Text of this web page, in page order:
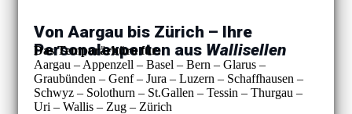
Von Aargau bis Zürich – Ihre
Personalexperten aus Wallisellen
Das Temporärbüro für:
Aargau – Appenzell – Basel – Bern – Glarus –
Graubünden – Genf – Jura – Luzern – Schaffhausen –
Schwyz – Solothurn – St.Gallen – Tessin – Thurgau –
Uri – Wallis – Zug – Zürich